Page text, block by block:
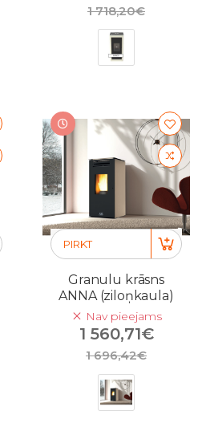
1 718,20€
PIRKT
Granulu krāsns
ANNA (ziloņkaula)
Nav pieejams
1 560,71€
1 696,42€